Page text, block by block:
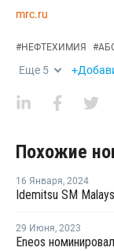
mrc.ru
#НЕФТЕХИМИЯ #
Еще 5
Похожие
16 Января, 2024
29 Июня, 2023